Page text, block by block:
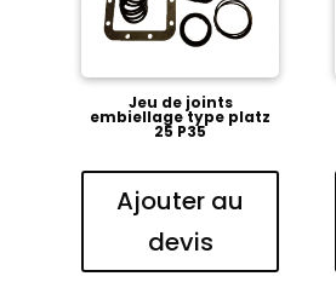
Jeu de joints
embiellage type platz
25 P35
Ajouter au
devis